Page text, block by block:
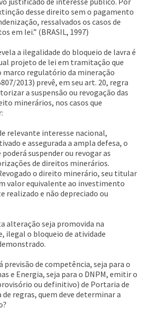
desse direito sem o pagamento
ressalvados os casos de
em lei.” (BRASIL, 1997)
a ilegalidade do bloqueio de lavra é
projeto de lei em tramitação que
marco regulatório da mineração
2013) prevê, em seu art. 20, regra
a suspensão ou revogação das
minerários, nos casos que
relevante interesse nacional,
e assegurada a ampla defesa, o
suspender ou revogar as
de direitos minerários.
o direito minerário, seu titular
valor equivalente ao investimento
realizado e não depreciado ou
alteração seja promovida na
ilegal o bloqueio de atividade
previsão de competência, seja para o
e Energia, seja para o DNPM, emitir o
ou definitivo) de Portaria de
de regras, quem deve determinar a